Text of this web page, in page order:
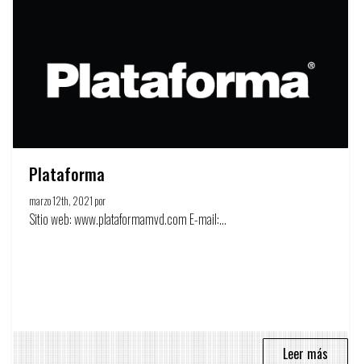
Plataforma
marzo 12th, 2021 por
Sitio web: www.plataformamvd.com E-mail:...
Leer más